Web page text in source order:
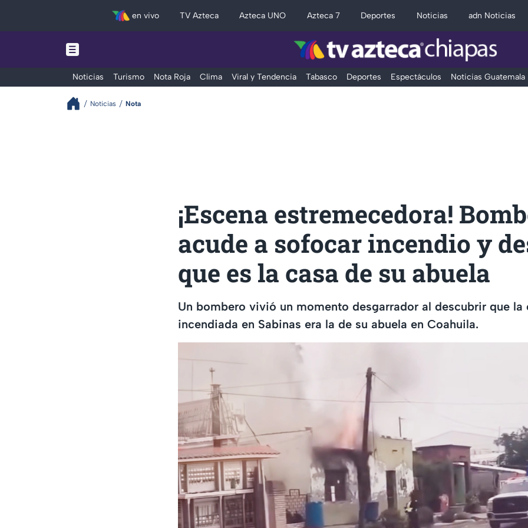
en vivo TV Azteca Azteca UNO Azteca 7 Deportes Noticias adn Noticias
Noticias Turismo Nota Roja Clima Viral y Tendencia Tabasco Deportes Espectáculos Noticias Guatemala
Noticias Nota
¡Escena estremecedora!
acude a sofocar incendio y
que es la casa de su abuela
Un bombero vivió un momento desgarrador al descubrir que la
incendiada en Sabinas era la de su abuela en Coahuila.